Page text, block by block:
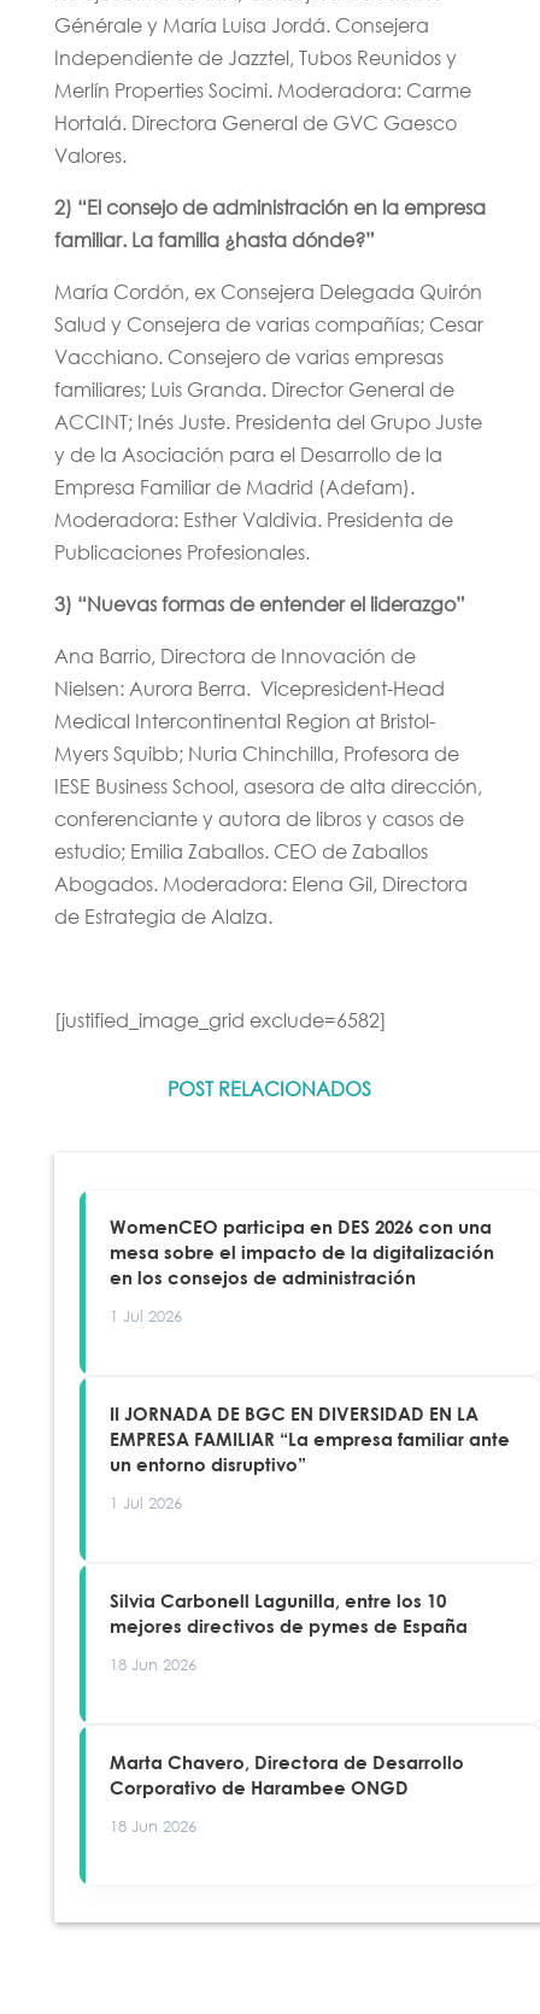
Générale y María Luisa Jordá. Consejera
Independiente de Jazztel, Tubos Reunidos y
Merlín Properties Socimi. Moderadora: Carme
Hortalá. Directora General de GVC Gaesco
Valores.
2) “El consejo de administración en la empresa
familiar. La familia ¿hasta dónde?”
María Cordón, ex Consejera Delegada Quirón
Salud y Consejera de varias compañías; Cesar
Vacchiano. Consejero de varias empresas
familiares; Luis Granda. Director General de
ACCINT; Inés Juste. Presidenta del Grupo Juste
y de la Asociación para el Desarrollo de la
Empresa Familiar de Madrid (Adefam).
Moderadora: Esther Valdivia. Presidenta de
Publicaciones Profesionales.
3) “Nuevas formas de entender el liderazgo”
Ana Barrio, Directora de Innovación de
Nielsen: Aurora Berra. Vicepresident-Head
Medical Intercontinental Region at Bristol-
Myers Squibb; Nuria Chinchilla, Profesora de
IESE Business School, asesora de alta dirección,
conferenciante y autora de libros y casos de
estudio; Emilia Zaballos. CEO de Zaballos
Abogados. Moderadora: Elena Gil, Directora
de Estrategia de Alalza.
[justified_image_grid exclude=6582]
POST RELACIONADOS
WomenCEO participa en DES 2026 con una
mesa sobre el impacto de la digitalización
en los consejos de administración
1 Jul 2026
II JORNADA DE BGC EN DIVERSIDAD EN LA
EMPRESA FAMILIAR “La empresa familiar ante
un entorno disruptivo”
1 Jul 2026
Silvia Carbonell Lagunilla, entre los 10
mejores directivos de pymes de España
18 Jun 2026
Marta Chavero, Directora de Desarrollo
Corporativo de Harambee ONGD
18 Jun 2026